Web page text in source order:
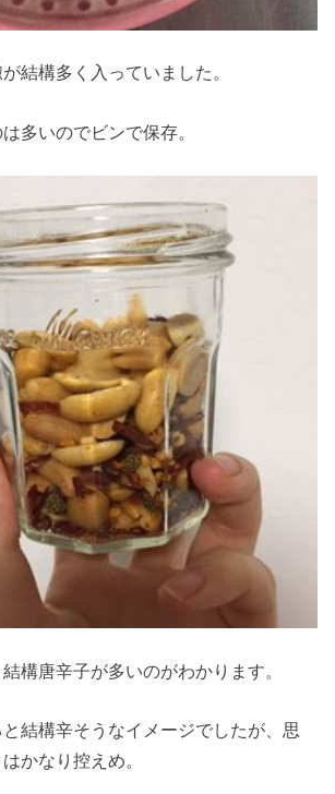
結構多く入っていました。
多いのでビンで保存。
構唐辛子が多いのがわかります。
結構辛そうなイメージでしたが、思
かなり控えめ。